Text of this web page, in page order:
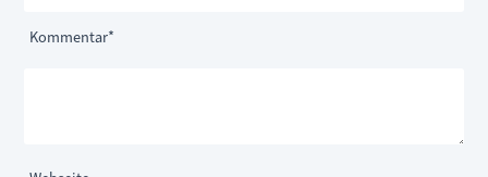
Pflichtfeld
Kommentar*